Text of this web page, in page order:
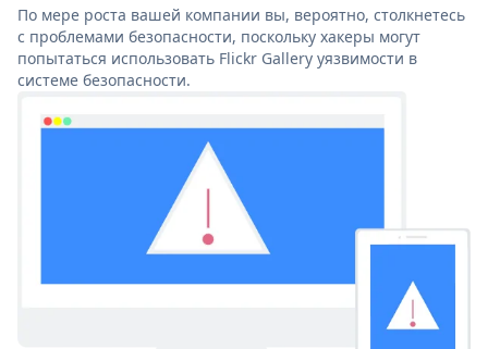
По мере роста вашей компании вы, вероятно, столкнетесь
с проблемами безопасности, поскольку хакеры могут
попытаться использовать Flickr Gallery уязвимости в
системе безопасности.